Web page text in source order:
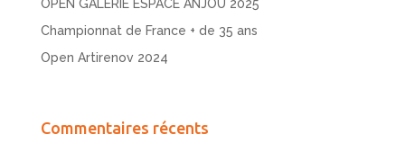
OPEN GALERIE ESPACE ANJOU 2025
Championnat de France + de 35 ans
Open Artirenov 2024
Commentaires récents